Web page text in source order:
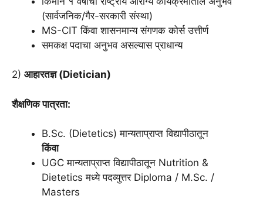
(सार्वजनिक/गैर-सरकारी संस्था)
MS-CIT किंवा शासनमान्य संगणक कोर्स उत्तीर्ण
समकक्ष पदाचा अनुभव असल्यास प्राधान्य
2) आहारतज्ञ (Dietician)
शैक्षणिक पात्रता:
B.Sc. (Dietetics) मान्यताप्राप्त विद्यापीठातून
किंवा
UGC मान्यताप्राप्त विद्यापीठातून Nutrition &
Dietetics मध्ये पदव्युत्तर Diploma / M.Sc. /
Masters